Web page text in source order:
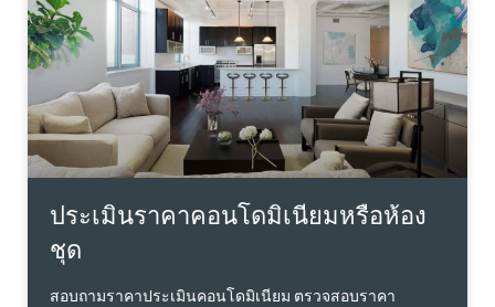
ประเมินราคาคอนโดมิเนียมหรือห้อง
ชุด
สอบถามราคาประเมินคอนโดมิเนียม ตรวจสอบราคา